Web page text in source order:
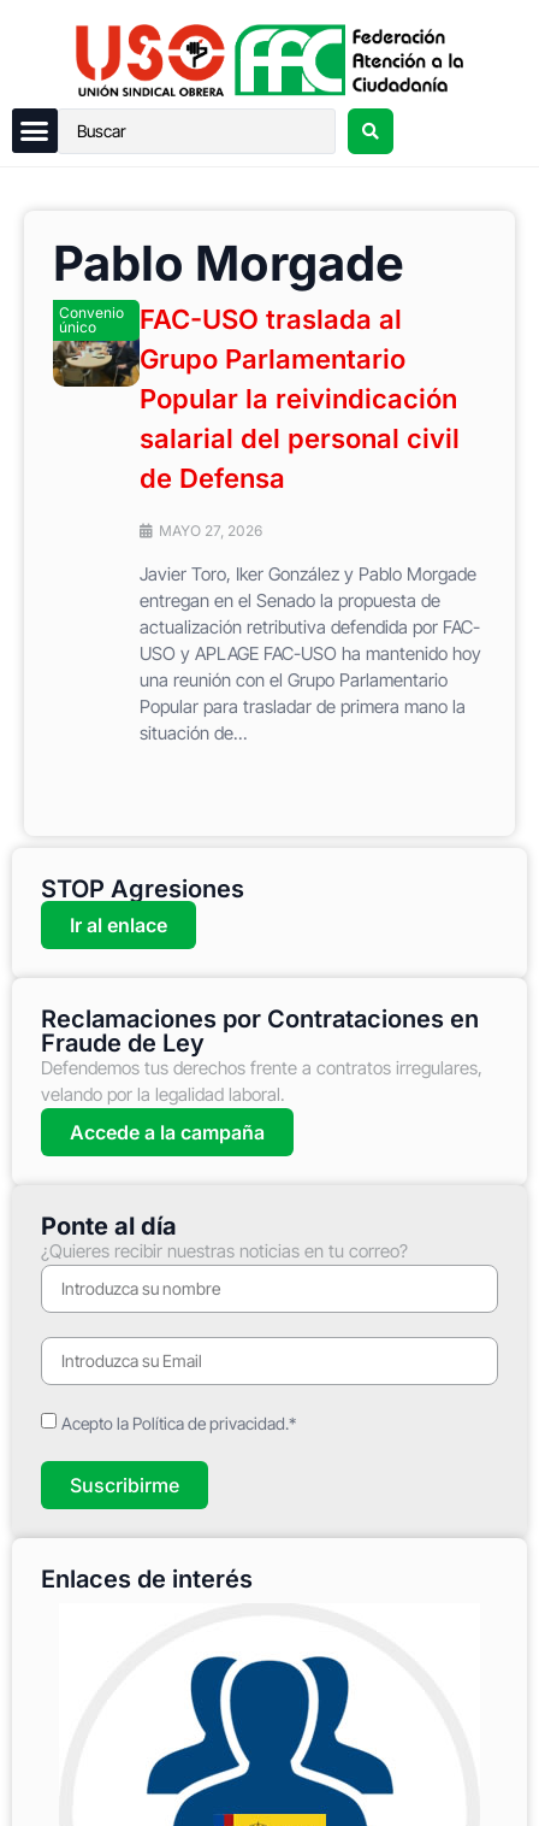
Pablo Morgade
Convenio
único
FAC-USO traslada al
Grupo Parlamentario
Popular la reivindicación
salarial del personal civil
de Defensa
MAYO 27, 2026
Javier Toro, Iker González y Pablo Morgade
entregan en el Senado la propuesta de
actualización retributiva defendida por FAC-
USO y APLAGE FAC-USO ha mantenido hoy
una reunión con el Grupo Parlamentario
Popular para trasladar de primera mano la
situación de...
STOP Agresiones
Ir al enlace
Reclamaciones por Contrataciones en
Fraude de Ley
Defendemos tus derechos frente a contratos irregulares,
velando por la legalidad laboral.
Accede a la campaña
Ponte al día
¿Quieres recibir nuestras noticias en tu correo?
Acepto la Política de privacidad.*
Suscribirme
Enlaces de interés